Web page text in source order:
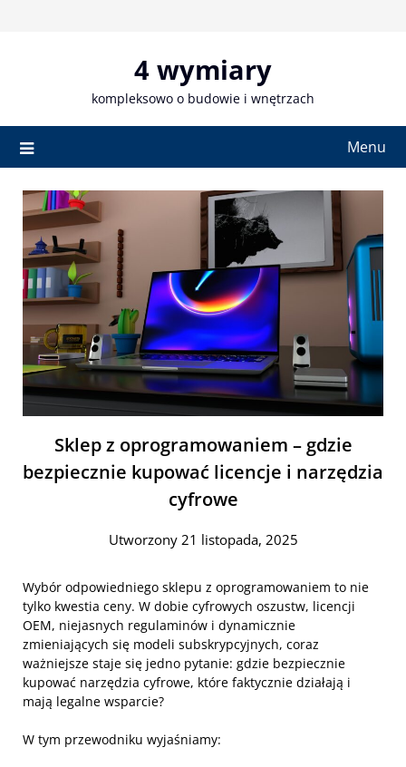
4 wymiary
kompleksowo o budowie i wnętrzach
Menu
Sklep z oprogramowaniem – gdzie
bezpiecznie kupować licencje i narzędzia
cyfrowe
Utworzony 21 listopada, 2025
Wybór odpowiedniego sklepu z oprogramowaniem to nie
tylko kwestia ceny. W dobie cyfrowych oszustw, licencji
OEM, niejasnych regulaminów i dynamicznie
zmieniających się modeli subskrypcyjnych, coraz
ważniejsze staje się jedno pytanie: gdzie bezpiecznie
kupować narzędzia cyfrowe, które faktycznie działają i
mają legalne wsparcie?
W tym przewodniku wyjaśniamy: